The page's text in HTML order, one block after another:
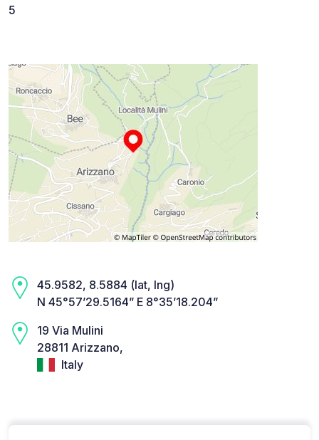
5
45.9582, 8.5884 (lat, lng)
N 45°57’29.5164” E 8°35’18.204”
19 Via Mulini
28811 Arizzano,
Italy